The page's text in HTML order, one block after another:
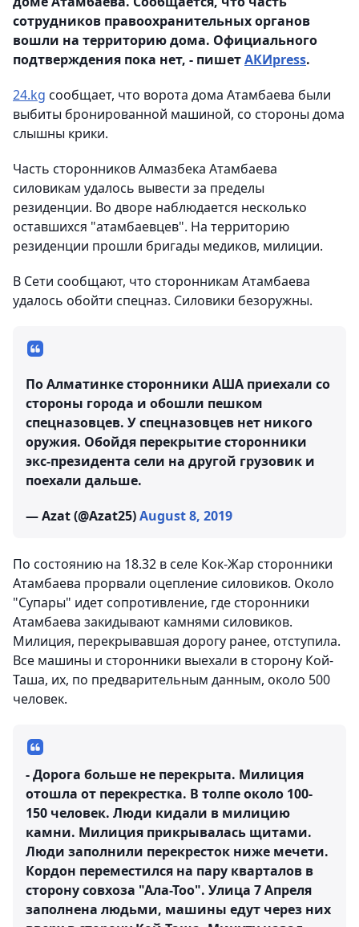
сотрудников правоохранительных органов
вошли на территорию дома. Официального
подтверждения пока нет, - пишетАКИpress.
24.kg сообщает, что ворота дома Атамбаева были
выбиты бронированной машиной, со стороны дома
слышны крики.
Часть сторонников Алмазбека Атамбаева
силовикам удалось вывести за пределы
резиденции. Во дворе наблюдается несколько
оставшихся "атамбаевцев". На территорию
резиденции прошли бригады медиков, милиции.
В Сети сообщают, что сторонникам Атамбаева
удалось обойти спецназ. Силовики безоружны.
По Алматинке сторонники АША приехали со
стороны города и обошли пешком
спецназовцев. У спецназовцев нет никого
оружия. Обойдя перекрытие сторонники
экс-президента сели на другой грузовик и
поехали дальше.
— Azat (@Azat25)August 8, 2019
По состоянию на 18.32 в селе Кок-Жар сторонники
Атамбаева прорвали оцепление силовиков. Около
"Супары" идет сопротивление, где сторонники
Атамбаева закидывают камнями силовиков.
Милиция, перекрывавшая дорогу ранее, отступила.
Все машины и сторонники выехали в сторону Кой-
Таша, их, по предварительным данным, около 500
человек.
- Дорога больше не перекрыта. Милиция
отошла от перекрестка. В толпе около 100-
150 человек. Люди кидали в милицию
камни. Милиция прикрывалась щитами.
Люди заполнили перекресток ниже мечети.
Кордон переместился на пару кварталов в
сторону совхоза "Ала-Тоо". Улица 7 Апреля
заполнена людьми, машины едут через них